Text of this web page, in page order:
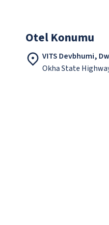
Otel Konumu
VITS Devbhumi,
Okha State